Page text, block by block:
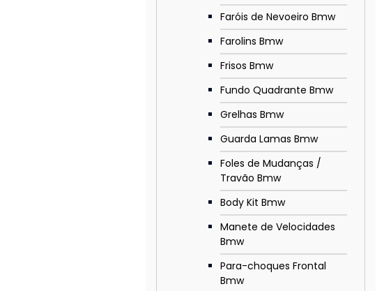
Faróis de Nevoeiro Bmw
Farolins Bmw
Frisos Bmw
Fundo Quadrante Bmw
Grelhas Bmw
Guarda Lamas Bmw
Foles de Mudanças /
Travão Bmw
Body Kit Bmw
Manete de Velocidades
Bmw
Para-choques Frontal
Bmw